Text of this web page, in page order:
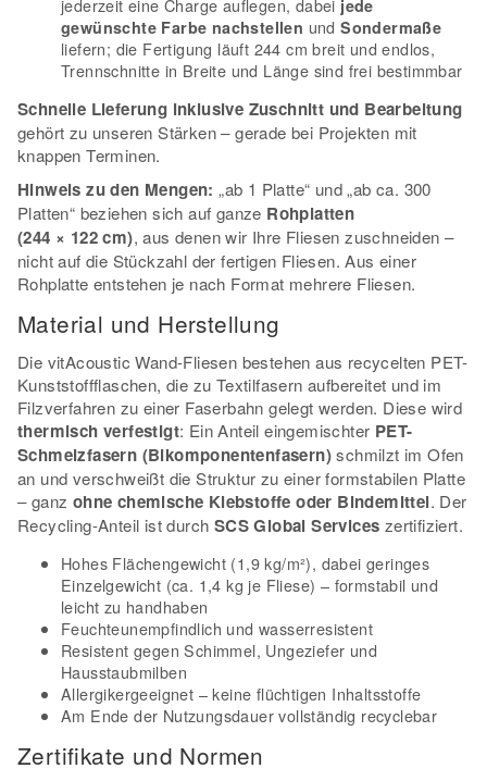
jederzeit eine Charge auflegen, dabei jede
gewünschte Farbe nachstellen undSondermaße
liefern; die Fertigung läuft 244 cm breit und endlos,
Trennschnitte in Breite und Länge sind frei bestimmbar
Schnelle Lieferung inklusive Zuschnitt und Bearbeitung
gehört zu unseren Stärken – gerade bei Projekten mit
knappen Terminen.
Hinweis zu den Mengen: „ab 1 Platte“ und „ab ca. 300
Platten“ beziehen sich auf ganze Rohplatten
(244 × 122 cm), aus denen wir Ihre Fliesen zuschneiden –
nicht auf die Stückzahl der fertigen Fliesen. Aus einer
Rohplatte entstehen je nach Format mehrere Fliesen.
Material und Herstellung
Die vitAcoustic Wand-Fliesen bestehen aus recycelten PET-
Kunststoffflaschen, die zu Textilfasern aufbereitet und im
Filzverfahren zu einer Faserbahn gelegt werden. Diese wird
thermisch verfestigt: Ein Anteil eingemischter PET-
Schmelzfasern (Bikomponentenfasern)schmilzt im Ofen
an und verschweißt die Struktur zu einer formstabilen Platte
– ganz ohne chemische Klebstoffe oder Bindemittel. Der
Recycling-Anteil ist durch SCS Global Services zertifiziert.
Hohes Flächengewicht (1,9 kg/m²), dabei geringes
Einzelgewicht (ca. 1,4 kg je Fliese) – formstabil und
leicht zu handhaben
Feuchteunempfindlich und wasserresistent
Resistent gegen Schimmel, Ungeziefer und
Hausstaubmilben
Allergikergeeignet – keine flüchtigen Inhaltsstoffe
Am Ende der Nutzungsdauer vollständig recyclebar
Zertifikate und Normen